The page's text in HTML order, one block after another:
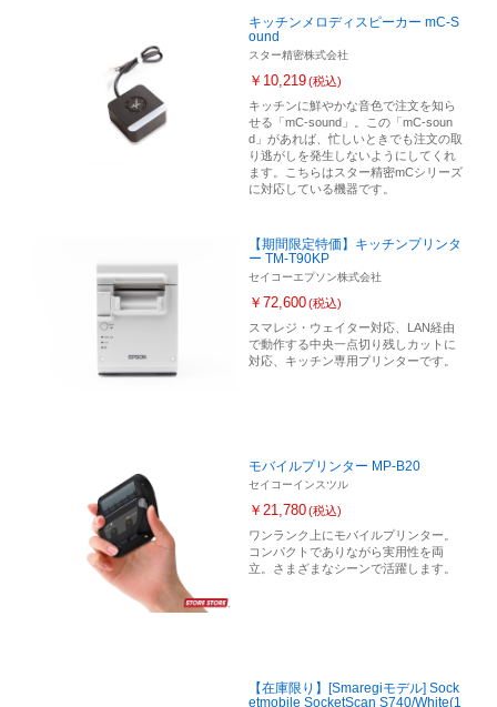
キッチンメロディスピーカー mC-S
ound
スター精密株式会社
￥10,219(税込)
キッチンに鮮やかな音色で注文を知ら
せる「mC-sound」。この「mC-soun
d」があれば、忙しいときでも注文の取
り逃がしを発生しないようにしてくれ
ます。こちらはスター精密mCシリーズ
に対応している機器です。
【期間限定特価】キッチンプリンタ
ー TM-T90KP
セイコーエプソン株式会社
￥72,600(税込)
スマレジ・ウェイター対応、LAN経由
で動作する中央一点切り残しカットに
対応、キッチン専用プリンターです。
モバイルプリンター MP-B20
セイコーインスツル
￥21,780(税込)
ワンランク上にモバイルプリンター。
コンパクトでありながら実用性を両
立。さまざまなシーンで活躍します。
【在庫限り】[Smaregiモデル] Sock
etmobile SocketScan S740/White(1